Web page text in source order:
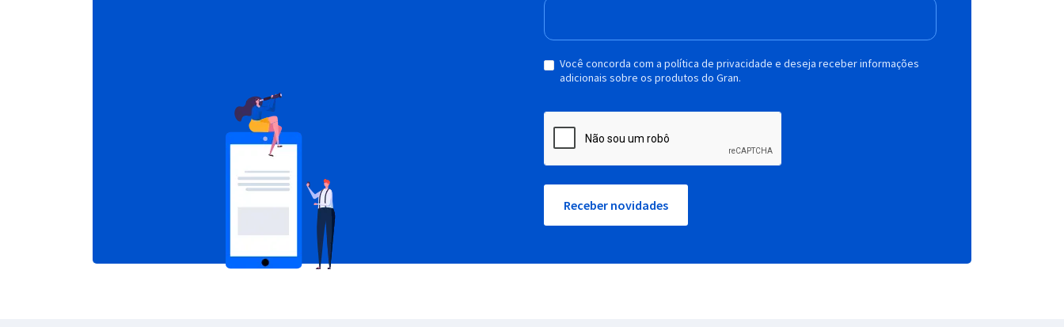
Você concorda com a política de privacidade e deseja receber informações
adicionais sobre os produtos do Gran.
Receber novidades